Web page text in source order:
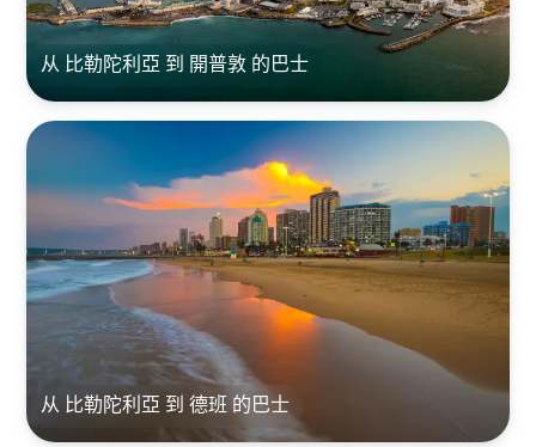
从 比勒陀利亞 到 開普敦 的巴士
从 比勒陀利亞 到 德班 的巴士